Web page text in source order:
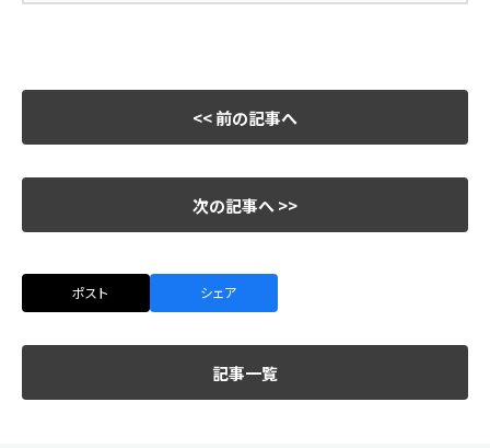
<< 前の記事へ
次の記事へ >>
ポスト シェア
記事一覧